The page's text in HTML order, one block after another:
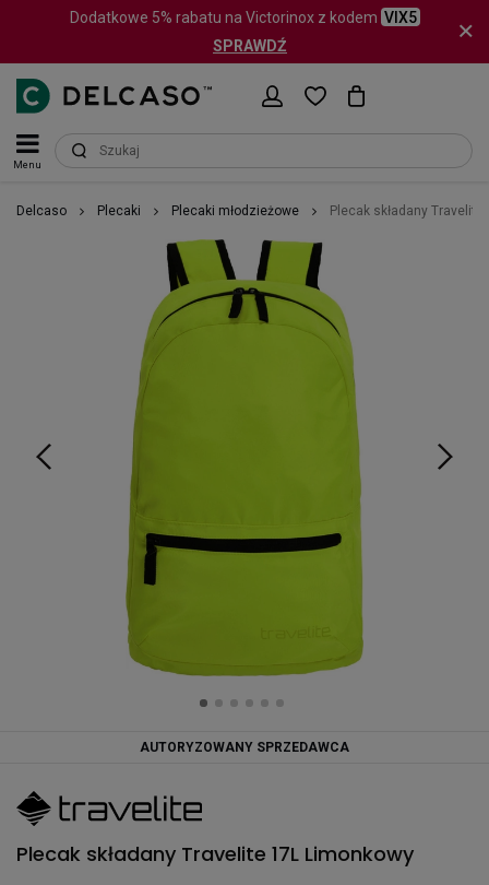
Dodatkowe 5% rabatu na Victorinox z kodem VIX5
SPRAWDŹ
Menu
Delcaso Plecaki Plecaki młodzieżowe Plecak składany Travelite
AUTORYZOWANY SPRZEDAWCA
Plecak składany Travelite 17L Limonkowy